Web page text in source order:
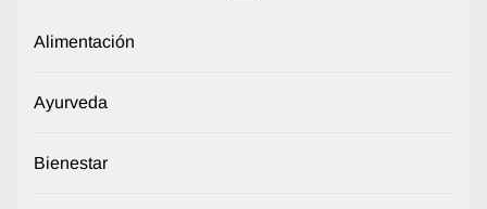
Alimentación
Ayurveda
Bienestar